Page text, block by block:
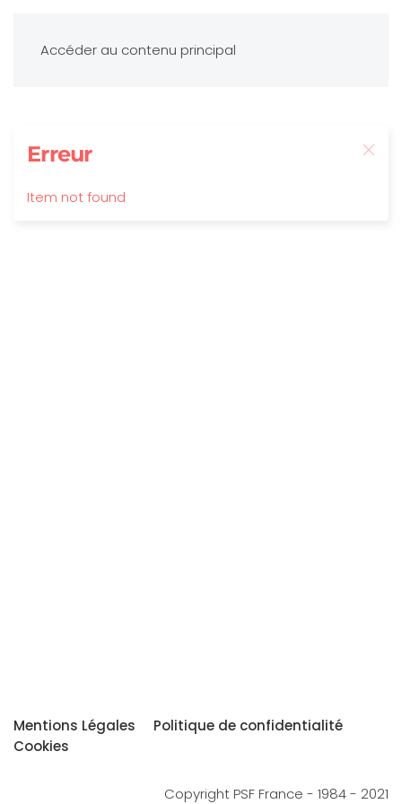
Accéder au contenu principal
Erreur
Item not found
Mentions Légales
Politique de confidentialité
Cookies
Copyright PSF France - 1984 - 2021